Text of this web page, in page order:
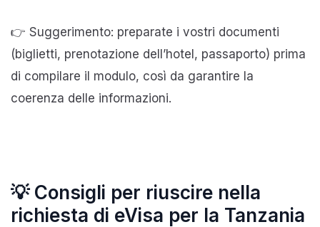
👉 Suggerimento: preparate i vostri documenti
(biglietti, prenotazione dell’hotel, passaporto) prima
di compilare il modulo, così da garantire la
coerenza delle informazioni.
💡 Consigli per riuscire nella
richiesta di eVisa per la Tanzania